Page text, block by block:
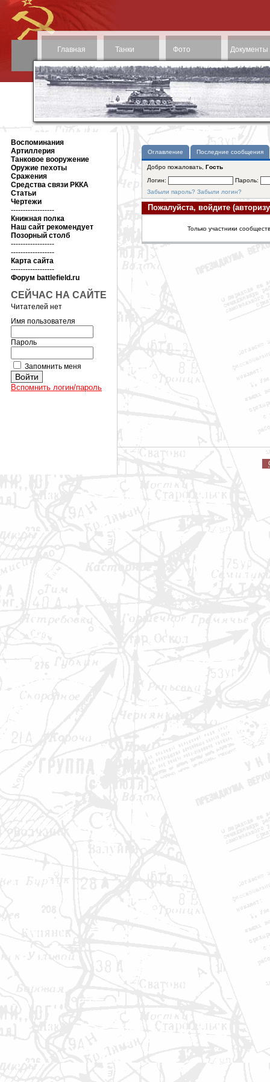
Главная Танки Фото Документы
Воспоминания
Артиллерия
Танковое вооружение
Оружие пехоты
Сражения
Средства связи РККА
Статьи
Чертежи
------------------
Книжная полка
Наш сайт рекомендует
Позорный столб
------------------
------------------
Карта сайта
------------------
Форум battlefield.ru
СЕЙЧАС НА САЙТЕ
Читателей нет
Имя пользователя
Пароль
Запомнить меня
Вспомнить логин/пароль
Оглавление Последние сообщения
Добро пожаловать, Гость
Логин:
Пароль:
Забыли пароль? Забыли логин?
Пожалуйста, войдите
Только участники